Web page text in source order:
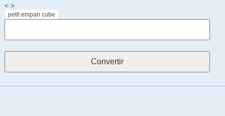
< >
petit empan cube